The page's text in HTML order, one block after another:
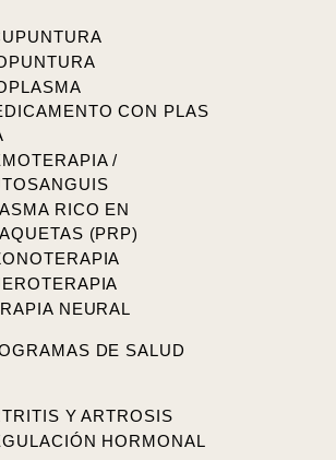
CON PLAS
/
RICO EN
(PRP)
NEURAL
DE SALUD
Y ARTROSIS
HORMONAL